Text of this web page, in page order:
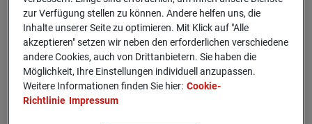
Hin­weise zur Daten­si­cher­heit
Daten­ver­ar­bei­tung im Rah­men unse­rer Social-
Media-Auf­tritte
Daten­schutz­hin­weise der Gene­rali Gesell­schaf­
zur Verfügung stellen zu können. Andere helfen uns, die
Inhalte unserer Seite zu optimieren. Mit Klick auf "Alle
akzeptieren" setzen wir neben den erforderlichen verschiedene
andere Cookies, auch von Drittanbietern. Sie haben die
Möglichkeit, Ihre Einstellungen individuell anzupassen.
Weitere Informationen finden Sie hier: Cookie-
Richtlinie Impressum